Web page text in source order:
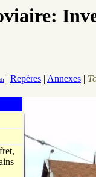
| Repères | Annexes |